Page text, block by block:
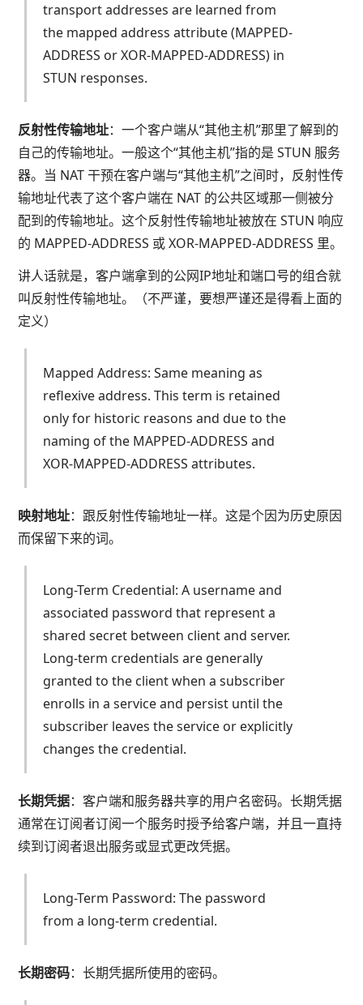
transport addresses are learned from
the mapped address attribute (MAPPED-
ADDRESS or XOR-MAPPED-ADDRESS) in
STUN responses.
反射性传输地址：一个客户端从“其他主机”那里了解到的
自己的传输地址。一般这个“其他主机”指的是 STUN 服务
器。当 NAT 干预在客户端与“其他主机”之间时，反射性传
输地址代表了这个客户端在 NAT 的公共区域那一侧被分
配到的传输地址。这个反射性传输地址被放在 STUN 响应
的 MAPPED-ADDRESS 或 XOR-MAPPED-ADDRESS 里。
讲人话就是，客户端拿到的公网IP地址和端口号的组合就
叫反射性传输地址。（不严谨，要想严谨还是得看上面的
定义）
Mapped Address: Same meaning as
reflexive address. This term is retained
only for historic reasons and due to the
naming of the MAPPED-ADDRESS and
XOR-MAPPED-ADDRESS attributes.
映射地址：跟反射性传输地址一样。这是个因为历史原因
而保留下来的词。
Long-Term Credential: A username and
associated password that represent a
shared secret between client and server.
Long-term credentials are generally
granted to the client when a subscriber
enrolls in a service and persist until the
subscriber leaves the service or explicitly
changes the credential.
长期凭据：客户端和服务器共享的用户名密码。长期凭据
通常在订阅者订阅一个服务时授予给客户端，并且一直持
续到订阅者退出服务或显式更改凭据。
Long-Term Password: The password
from a long-term credential.
长期密码：长期凭据所使用的密码。